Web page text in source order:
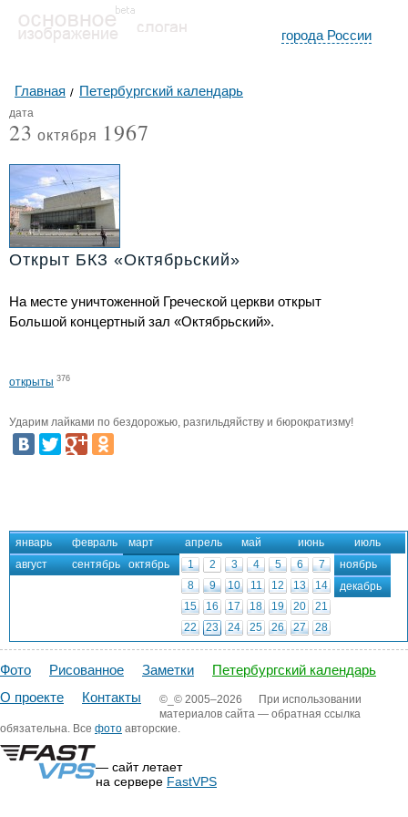
города России
Главная Петербургский календарь
дата
23 октября 1967
Открыт БКЗ «Октябрьский»
На месте уничтоженной Греческой церкви открыт
Большой концертный зал «Октябрьский».
открыты 376
Ударим лайками по бездорожью, разгильдяйству и бюрократизму!
январь февраль март апрель май июнь
июль
август
сентябрь октябрь 1 2 3 4 5 6
7
8
9 10 11 12 13
14
15
16 17 18 19 20
21
22
23 24 25 26 27
28
29
30 31
ноябрь
декабрь
Фото Рисованное Заметки
Петербургский календарь
О проекте
Контакты ©_© 2005–2026
При использовании
материалов сайта — обратная ссылка
обязательна. Все фото авторские.
— сайт летает
на сервере FastVPS